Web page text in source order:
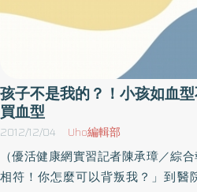
孩子不是我的？！小孩如血
買血型
2012/12/04 Uho編輯部
（優活健康網實習記者陳承璋／綜
相符！你怎麼可以背叛我？」到醫